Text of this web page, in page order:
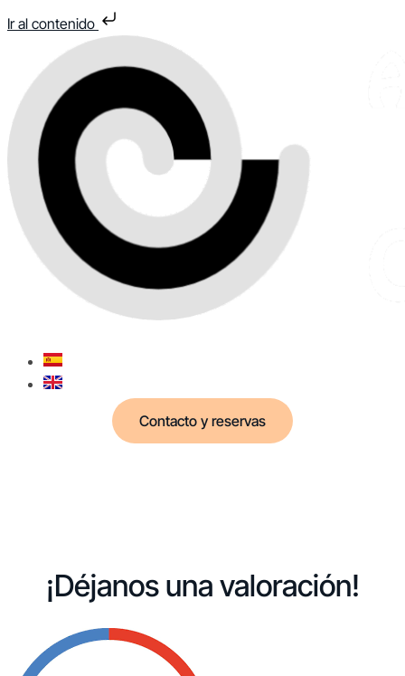
Ir al contenido
Contacto y reservas
¡Déjanos una valoración!